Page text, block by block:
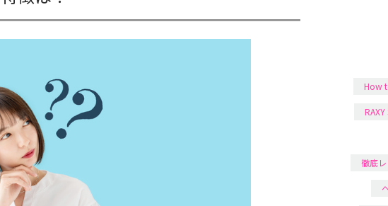
How
徹底